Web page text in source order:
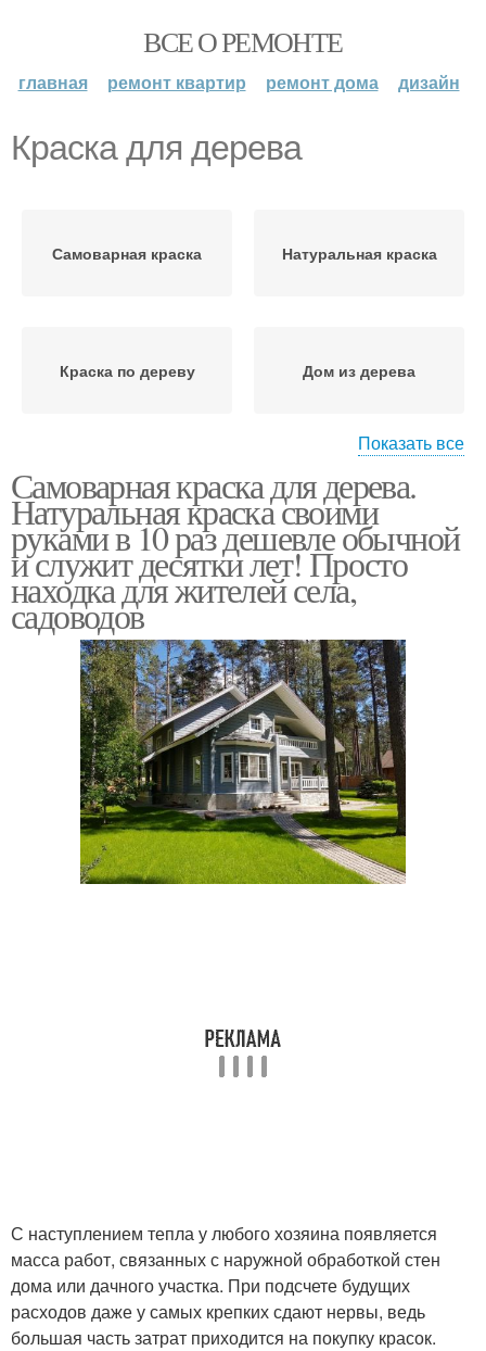
ВСЕ О РЕМОНТЕ
главная ремонт квартир ремонт дома дизайн
Краска для дерева
Самоварная краска Натуральная краска
Краска по дереву Дом из дерева
Краски на доме Финская краска
Латексная краска Акриловая краска
Показать все
Самоварная краска для дерева.
Натуральная краска своими
руками в 10 раз дешевле обычной
и служит десятки лет! Просто
находка для жителей села,
садоводов
С наступлением тепла у любого хозяина появляется
масса работ, связанных с наружной обработкой стен
дома или дачного участка. При подсчете будущих
расходов даже у самых крепких сдают нервы, ведь
большая часть затрат приходится на покупку красок.